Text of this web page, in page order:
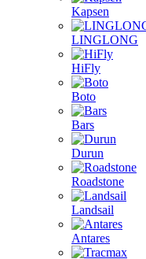
Kapsen
LINGLONG
HiFly
Boto
Bars
Durun
Roadstone
Landsail
Antares